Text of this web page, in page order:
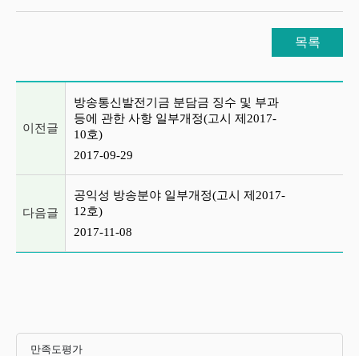
목록
이전글
방송통신발전기금 분담금 징수 및 부과
등에 관한 사항 일부개정(고시 제2017-
10호)
2017-09-29
다음글
공익성 방송분야 일부개정(고시 제2017-
12호)
2017-11-08
만족도평가